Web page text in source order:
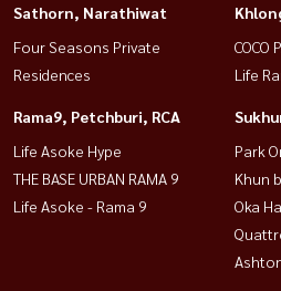
网站：www.housewathailand.com
注意：不允许携带宠物。
#Townhome Rama 3 #房子已准备好
sale Rama 3 #联排别墅出租 #Esta
#House close Central Rama 3 #全装
Sathorn, Narathiwat
Four Seasons Private
Residences
COCO
Life
Rama9, Petchburi, RCA
Life Asoke Hype
THE BASE URBAN RAMA 9
Life Asoke - Rama 9
Park
Khun
Oka